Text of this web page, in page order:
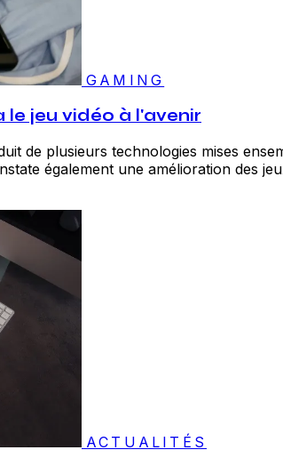
GAMING
jeu vidéo à l'avenir
de plusieurs technologies mises
également une amélioration des
ACTUALITÉS